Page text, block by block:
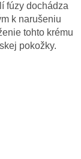
fúzy dochádza
k narušeniu
tohto krému
pokožky.